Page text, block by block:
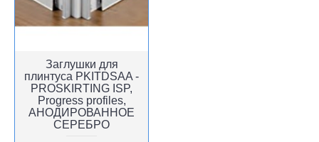
Заглушки для
плинтуса PKITDSAA -
PROSKIRTING ISP,
Progress profiles,
АНОДИРОВАННОЕ
СЕРЕБРО